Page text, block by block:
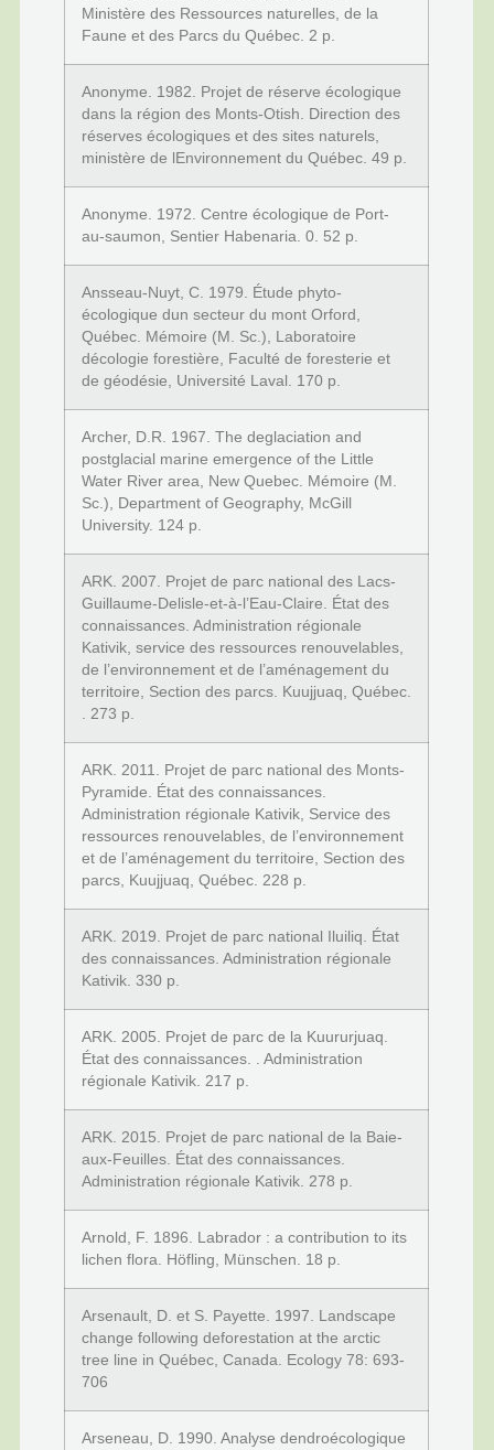
Ministère des Ressources naturelles, de la
Faune et des Parcs du Québec. 2 p.
Anonyme. 1982. Projet de réserve écologique
dans la région des Monts-Otish. Direction des
réserves écologiques et des sites naturels,
ministère de lEnvironnement du Québec. 49 p.
Anonyme. 1972. Centre écologique de Port-
au-saumon, Sentier Habenaria. 0. 52 p.
Ansseau-Nuyt, C. 1979. Étude phyto-
écologique dun secteur du mont Orford,
Québec. Mémoire (M. Sc.), Laboratoire
décologie forestière, Faculté de foresterie et
de géodésie, Université Laval. 170 p.
Archer, D.R. 1967. The deglaciation and
postglacial marine emergence of the Little
Water River area, New Quebec. Mémoire (M.
Sc.), Department of Geography, McGill
University. 124 p.
ARK. 2007. Projet de parc national des Lacs-
Guillaume-Delisle-et-à-l’Eau-Claire. État des
connaissances. Administration régionale
Kativik, service des ressources renouvelables,
de l’environnement et de l’aménagement du
territoire, Section des parcs. Kuujjuaq, Québec.
. 273 p.
ARK. 2011. Projet de parc national des Monts-
Pyramide. État des connaissances.
Administration régionale Kativik, Service des
ressources renouvelables, de l’environnement
et de l’aménagement du territoire, Section des
parcs, Kuujjuaq, Québec. 228 p.
ARK. 2019. Projet de parc national Iluiliq. État
des connaissances. Administration régionale
Kativik. 330 p.
ARK. 2005. Projet de parc de la Kuururjuaq.
État des connaissances. . Administration
régionale Kativik. 217 p.
ARK. 2015. Projet de parc national de la Baie-
aux-Feuilles. État des connaissances.
Administration régionale Kativik. 278 p.
Arnold, F. 1896. Labrador : a contribution to its
lichen flora. Höfling, Münschen. 18 p.
Arsenault, D. et S. Payette. 1997. Landscape
change following deforestation at the arctic
tree line in Québec, Canada. Ecology 78: 693-
706
Arseneau, D. 1990. Analyse dendroécologique